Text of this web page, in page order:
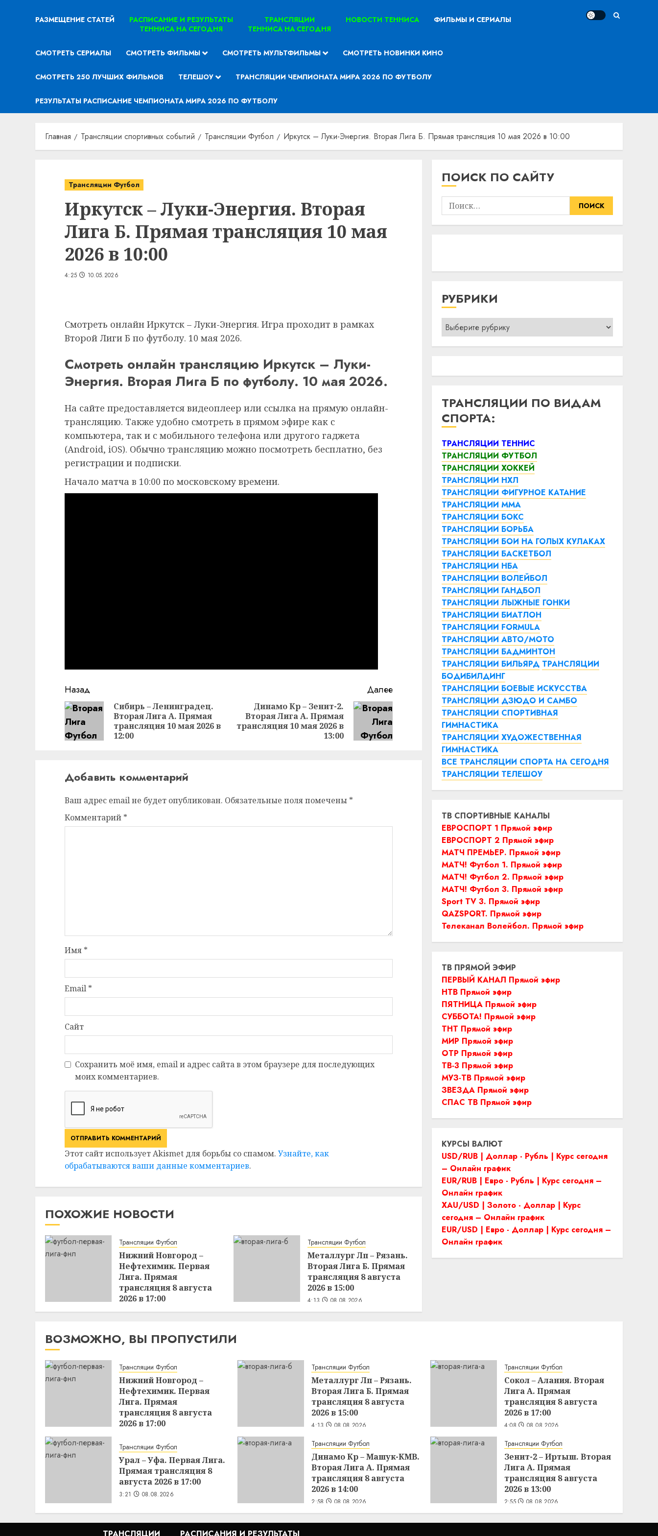
РАЗМЕЩЕНИЕ СТАТЕЙ
РАСПИСАНИЕ И РЕЗУЛЬТАТЫ
ТЕННИСА НА СЕГОДНЯ
ТРАНСЛЯЦИИ
ТЕННИСА НА СЕГОДНЯ
НОВОСТИ ТЕННИСА ФИЛЬМЫ И СЕРИАЛЫ
СМОТРЕТЬ СЕРИАЛЫ СМОТРЕТЬ ФИЛЬМЫ СМОТРЕТЬ МУЛЬТФИЛЬМЫ СМОТРЕТЬ НОВИНКИ КИНО
СМОТРЕТЬ 250 ЛУЧШИХ ФИЛЬМОВ ТЕЛЕШОУ ТРАНСЛЯЦИИ ЧЕМПИОНАТА МИРА 2026 ПО ФУТБОЛУ
РЕЗУЛЬТАТЫ РАСПИСАНИЕ ЧЕМПИОНАТА МИРА 2026 ПО ФУТБОЛУ
Главная Трансляции спортивных событий Трансляции Футбол Иркутск – Луки-Энергия. Вторая Лига Б. Прямая трансляция 10 мая 2026 в 10:00
Трансляции Футбол
Иркутск – Луки-Энергия. Вторая
Лига Б. Прямая трансляция 10 мая
2026 в 10:00
4:25 10.05.2026
Смотреть онлайн Иркутск – Луки-Энергия. Игра проходит в рамках
Второй Лиги Б по футболу. 10 мая 2026.
Смотреть онлайн трансляцию Иркутск – Луки-
Энергия. Вторая Лига Б по футболу. 10 мая 2026.
На сайте предоставляется видеоплеер или ссылка на прямую онлайн-
трансляцию. Также удобно смотреть в прямом эфире как с
компьютера, так и с мобильного телефона или другого гаджета
(Android, iOS). Обычно трансляцию можно посмотреть бесплатно, без
регистрации и подписки.
Начало матча в 10:00 по московскому времени.
Продолжить
чтение
Назад
Предыдущая
запись:
Сибирь – Ленинградец.
Вторая Лига А. Прямая
трансляция 10 мая 2026 в
12:00
Далее
Следующая
запись:
Динамо Кр – Зенит-2.
Вторая Лига А. Прямая
трансляция 10 мая 2026 в
13:00
Добавить комментарий
Ваш адрес email не будет опубликован. Обязательные поля помечены *
Комментарий *
Имя *
Email *
Сайт
Сохранить моё имя, email и адрес сайта в этом браузере для последующих
моих комментариев.
Этот сайт использует Akismet для борьбы со спамом. Узнайте, как
обрабатываются ваши данные комментариев.
ПОХОЖИЕ НОВОСТИ
Трансляции Футбол
Нижний Новгород –
Нефтехимик. Первая
Лига. Прямая
трансляция 8 августа
2026 в 17:00
4:23 08.08.2026
Трансляции Футбол
Металлург Лп – Рязань.
Вторая Лига Б. Прямая
трансляция 8 августа
2026 в 15:00
4:13 08.08.2026
ПОИСК ПО САЙТУ
Найти:
РУБРИКИ
Рубрики
ТРАНСЛЯЦИИ ПО ВИДАМ
СПОРТА:
ТРАНСЛЯЦИИ ТЕННИС
ТРАНСЛЯЦИИ ФУТБОЛ
ТРАНСЛЯЦИИ ХОККЕЙ
ТРАНСЛЯЦИИ НХЛ
ТРАНСЛЯЦИИ ФИГУРНОЕ КАТАНИЕ
ТРАНСЛЯЦИИ ММА
ТРАНСЛЯЦИИ БОКС
ТРАНСЛЯЦИИ БОРЬБА
ТРАНСЛЯЦИИ БОИ НА ГОЛЫХ КУЛАКАХ
ТРАНСЛЯЦИИ БАСКЕТБОЛ
ТРАНСЛЯЦИИ НБА
ТРАНСЛЯЦИИ ВОЛЕЙБОЛ
ТРАНСЛЯЦИИ ГАНДБОЛ
ТРАНСЛЯЦИИ ЛЫЖНЫЕ ГОНКИ
ТРАНСЛЯЦИИ БИАТЛОН
ТРАНСЛЯЦИИ FORMULA
ТРАНСЛЯЦИИ АВТО/МОТО
ТРАНСЛЯЦИИ БАДМИНТОН
ТРАНСЛЯЦИИ БИЛЬЯРД ТРАНСЛЯЦИИ
БОДИБИЛДИНГ
ТРАНСЛЯЦИИ БОЕВЫЕ ИСКУССТВА
ТРАНСЛЯЦИИ ДЗЮДО И САМБО
ТРАНСЛЯЦИИ СПОРТИВНАЯ
ГИМНАСТИКА
ТРАНСЛЯЦИИ ХУДОЖЕСТВЕННАЯ
ГИМНАСТИКА
ВСЕ ТРАНСЛЯЦИИ СПОРТА НА СЕГОДНЯ
ТРАНСЛЯЦИИ ТЕЛЕШОУ
ТВ СПОРТИВНЫЕ КАНАЛЫ
ЕВРОСПОРТ 1 Прямой эфир
ЕВРОСПОРТ 2 Прямой эфир
МАТЧ ПРЕМЬЕР. Прямой эфир
МАТЧ! Футбол 1. Прямой эфир
МАТЧ! Футбол 2. Прямой эфир
МАТЧ! Футбол 3. Прямой эфир
Sport TV 3. Прямой эфир
QAZSPORT. Прямой эфир
Телеканал Волейбол. Прямой эфир
ТВ ПРЯМОЙ ЭФИР
ПЕРВЫЙ КАНАЛ Прямой эфир
НТВ Прямой эфир
ПЯТНИЦА Прямой эфир
СУББОТА! Прямой эфир
ТНТ Прямой эфир
МИР Прямой эфир
ОТР Прямой эфир
ТВ-3 Прямой эфир
МУЗ-ТВ Прямой эфир
ЗВЕЗДА Прямой эфир
СПАС ТВ Прямой эфир
КУРСЫ ВАЛЮТ
USD/RUB | Доллар - Рубль | Курс сегодня
– Онлайн график
EUR/RUB | Евро - Рубль | Курс сегодня –
Онлайн график
XAU/USD | Золото - Доллар | Курс
сегодня – Онлайн график
EUR/USD | Евро - Доллар | Курс сегодня –
Онлайн график
ВОЗМОЖНО, ВЫ ПРОПУСТИЛИ
Трансляции Футбол
Нижний Новгород –
Нефтехимик. Первая
Лига. Прямая
трансляция 8 августа
2026 в 17:00
Трансляции Футбол
Металлург Лп – Рязань.
Вторая Лига Б. Прямая
трансляция 8 августа
2026 в 15:00
4:13 08.08.2026
Трансляции Футбол
Сокол – Алания. Вторая
Лига А. Прямая
трансляция 8 августа
2026 в 17:00
4:08 08.08.2026
Трансляции Футбол
Урал – Уфа. Первая Лига.
Прямая трансляция 8
августа 2026 в 17:00
3:21 08.08.2026
Трансляции Футбол
Динамо Кр – Машук-КМВ.
Вторая Лига А. Прямая
трансляция 8 августа
2026 в 14:00
2:58 08.08.2026
Трансляции Футбол
Зенит-2 – Иртыш. Вторая
Лига А. Прямая
трансляция 8 августа
2026 в 13:00
2:55 08.08.2026
ТРАНСЛЯЦИИ РАСПИСАНИЯ И РЕЗУЛЬТАТЫ